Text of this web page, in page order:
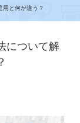
用と何が違う？
について解